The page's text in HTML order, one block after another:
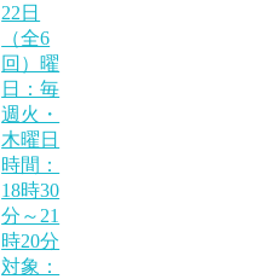
22日
（全6
回）曜
日：毎
週火・
木曜日
時間：
18時30
分～21
時20分
対象：